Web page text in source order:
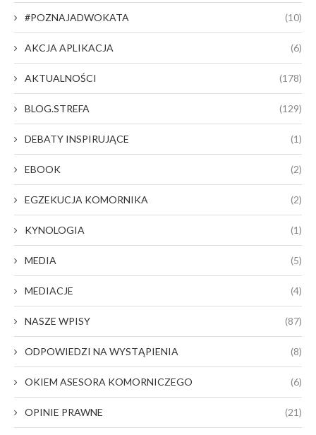
#POZNAJADWOKATA (10)
AKCJA APLIKACJA (6)
AKTUALNOŚCI (178)
BLOG.STREFA (129)
DEBATY INSPIRUJĄCE (1)
EBOOK (2)
EGZEKUCJA KOMORNIKA (2)
KYNOLOGIA (1)
MEDIA (5)
MEDIACJE (4)
NASZE WPISY (87)
ODPOWIEDZI NA WYSTĄPIENIA (8)
OKIEM ASESORA KOMORNICZEGO (6)
OPINIE PRAWNE (21)